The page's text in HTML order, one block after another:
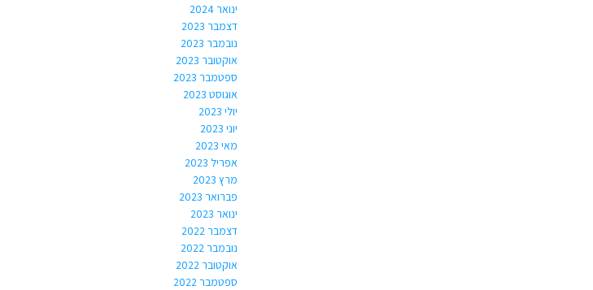
ינואר 2024
דצמבר 2023
נובמבר 2023
אוקטובר 2023
ספטמבר 2023
אוגוסט 2023
יולי 2023
יוני 2023
מאי 2023
אפריל 2023
מרץ 2023
פברואר 2023
ינואר 2023
דצמבר 2022
נובמבר 2022
אוקטובר 2022
ספטמבר 2022